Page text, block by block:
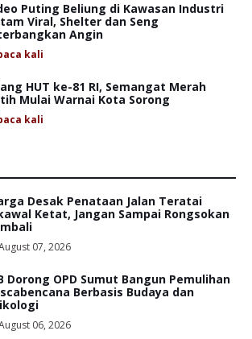
Puting Beliung di Kawasan Industri
Viral, Shelter dan Seng
Angin
kali
HUT ke-81 RI, Semangat Merah
Mulai Warnai Kota Sorong
kali
Desak Penataan Jalan Teratai
Ketat, Jangan Sampai Rongsokan
07, 2026
Dorong OPD Sumut Bangun Pemulihan
Berbasis Budaya dan
06, 2026